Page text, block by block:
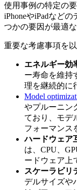
使用事例の特定の
iPhoneやiPadなど
つかの要因が最適
重要な考慮事項を
エネルギー効
ー寿命を維持
理を継続的に
Model
やプルーニン
ており、モデ
フォーマンス
ハードウェア
は、CPU、
ードウェア上
スケーラビリ
デルサイズや